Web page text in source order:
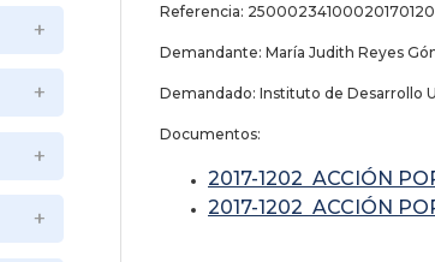
Referencia:
Demandante: María Judith Reyes
Demandado: Instituto de Desarrollo
Documentos:
2017-1202 ACCIÓN
2017-1202 ACCIÓN